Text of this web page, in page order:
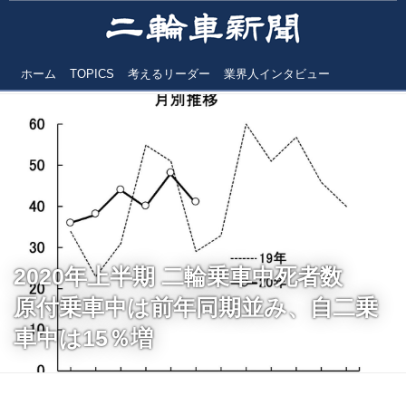
ホーム TOPICS 考えるリーダー 業界人インタビュー
2020年上半期 二輪乗車中死者数
原付乗車中は前年同期並み、自二乗
車中は15％増